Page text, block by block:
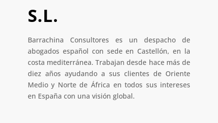
S.L.
Barrachina Consultores es un despacho de
abogados español con sede en Castellón, en la
costa mediterránea. Trabajan desde hace más de
diez años ayudando a sus clientes de Oriente
Medio y Norte de África en todos sus intereses
en España con una visión global.